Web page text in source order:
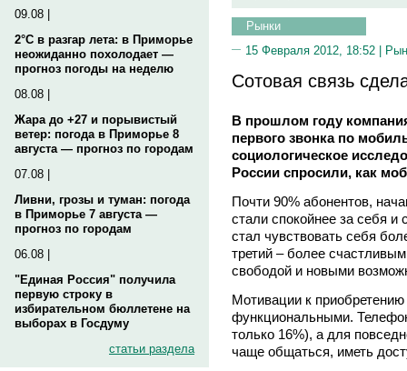
09.08 |
2°C в разгар лета: в Приморье
неожиданно похолодает —
прогноз погоды на неделю
08.08 |
Жара до +27 и порывистый
ветер: погода в Приморье 8
августа — прогноз по городам
07.08 |
Ливни, грозы и туман: погода
в Приморье 7 августа —
прогноз по городам
06.08 |
"Единая Россия" получила
первую строку в
избирательном бюллетене на
выборах в Госдуму
статьи раздела
Рынки
15 Февраля 2012, 18:52 |
Сотовая связь
В прошлом году
первого звонка по
социологическое
России спросили, как
Почти 90% абонентов,
стали спокойнее за себя
стал чувствовать себя
третий – более
свободой и новыми
Мотивации к
функциональными.
только 16%), а для
чаще общаться, иметь